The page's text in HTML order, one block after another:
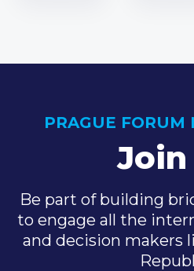
PRAGUE FORUM
Join
Be part of building
to engage all the
and decision makers